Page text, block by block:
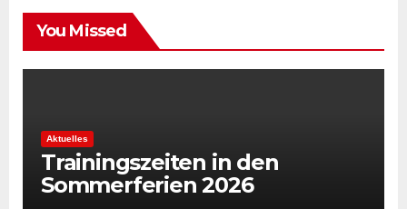
You Missed
Aktuelles
Trainingszeiten in den
Sommerferien 2026